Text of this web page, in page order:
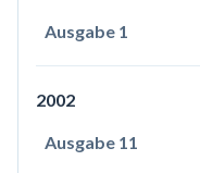
Ausgabe 1
2002
Ausgabe 11